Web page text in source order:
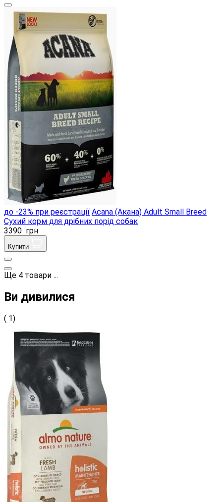
до -23% при реєстрації Acana (Акана) Adult Small Breed
Сухий корм для дрібних порід собак
3390 грн
Купити
Ще 4 товари ...
Ви дивилися
( 1)